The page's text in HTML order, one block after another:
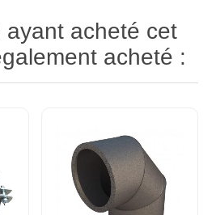
ayant acheté cet
acheté :